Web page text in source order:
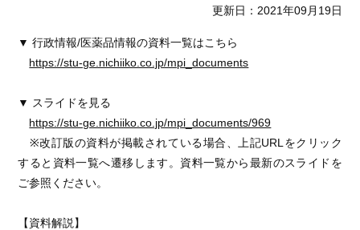
更新日：2021年09月19日
▼ 行政情報/医薬品情報の資料一覧はこちら
https://stu-ge.nichiiko.co.jp/mpi_documents
▼ スライドを見る
https://stu-ge.nichiiko.co.jp/mpi_documents/969
※改訂版の資料が掲載されている場合、上記URLをクリック
すると資料一覧へ遷移します。資料一覧から最新のスライドを
ご参照ください。
【資料解説】